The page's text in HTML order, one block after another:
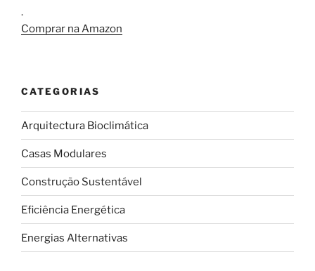
.
Comprar na Amazon
CATEGORIAS
Arquitectura Bioclimática
Casas Modulares
Construção Sustentável
Eficiência Energética
Energias Alternativas